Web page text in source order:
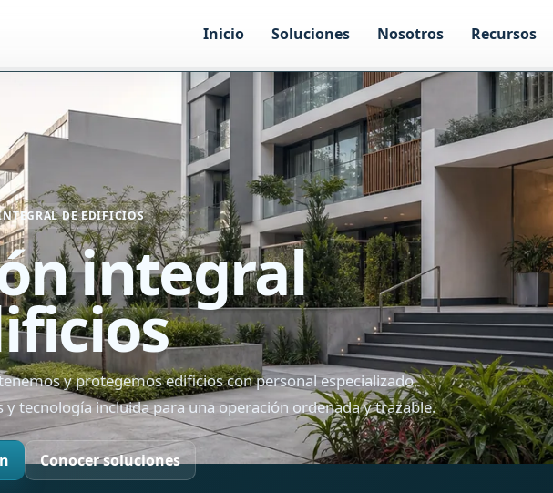
Inicio Soluciones Nosotros Recursos
DE EDIFICIOS
integral
y protegemos edificios con personal especializado,
y tecnología incluida para una operación ordenada y trazable.
Conocer soluciones